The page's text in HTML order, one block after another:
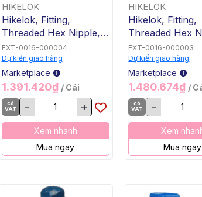
HIKELOK
Hikelok, Fitting,
Threaded Hex Nipple,
1/2" MNPT x 1/4"
MNPT, 10000 PSI,
SS316
EXT-0016-000004
Dự kiến giao hàng
Marketplace
1.391.420₫ / Cái
có
VAT
- +
Xem nhanh
Mua ngay
HIKELOK
Hikelok, Fitting,
Threaded Hex
1/2" MNPT x 1/2"
MNPT, 10000
SS316
EXT-0016-000003
Dự kiến giao hàng
Marketplace
1.480.674₫ /
có
VAT
-
Xem
Mua ngay